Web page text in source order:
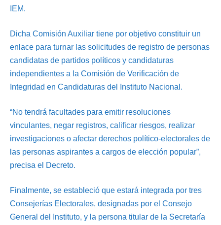
IEM.
Dicha Comisión Auxiliar tiene por objetivo constituir un
enlace para turnar las solicitudes de registro de personas
candidatas de partidos políticos y candidaturas
independientes a la Comisión de Verificación de
Integridad en Candidaturas del Instituto Nacional.
“No tendrá facultades para emitir resoluciones
vinculantes, negar registros, calificar riesgos, realizar
investigaciones o afectar derechos político-electorales de
las personas aspirantes a cargos de elección popular”,
precisa el Decreto.
Finalmente, se estableció que estará integrada por tres
Consejerías Electorales, designadas por el Consejo
General del Instituto, y la persona titular de la Secretaría